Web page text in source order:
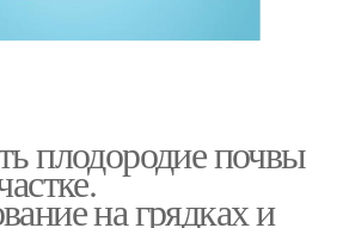
плодородие почвы
на грядках и